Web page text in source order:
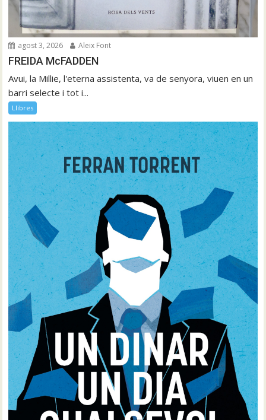
agost 3, 2026 Aleix Font
FREIDA McFADDEN
Avui, la Millie, l'eterna assistenta, va de senyora, viuen en un
barri selecte i tot i...
Llibres